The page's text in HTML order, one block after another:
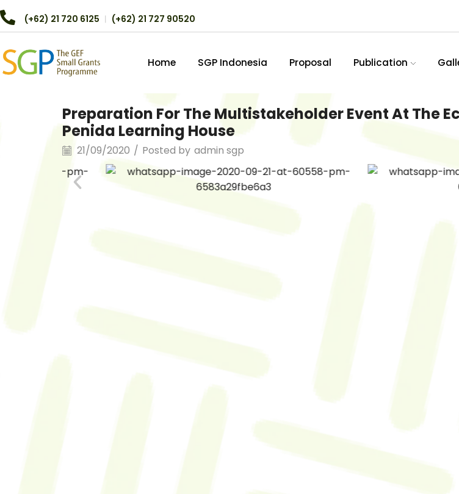
(+62) 21 720 6125 ︱ (+62) 21 727 90520
Home SGP Indonesia Proposal Publication
Preparation For The Multistakeholder Event At The
Penida Learning House
21/09/2020 / Posted by admin sgp